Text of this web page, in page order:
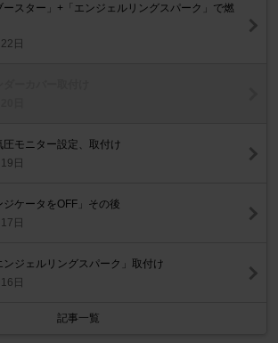
ースター」+「エンジェルリングスパーク」で燃
日
圧モニター設定、取付け
日
ジケータをOFF」その後
日
ンジェルリングスパーク」取付け
日
記事一覧